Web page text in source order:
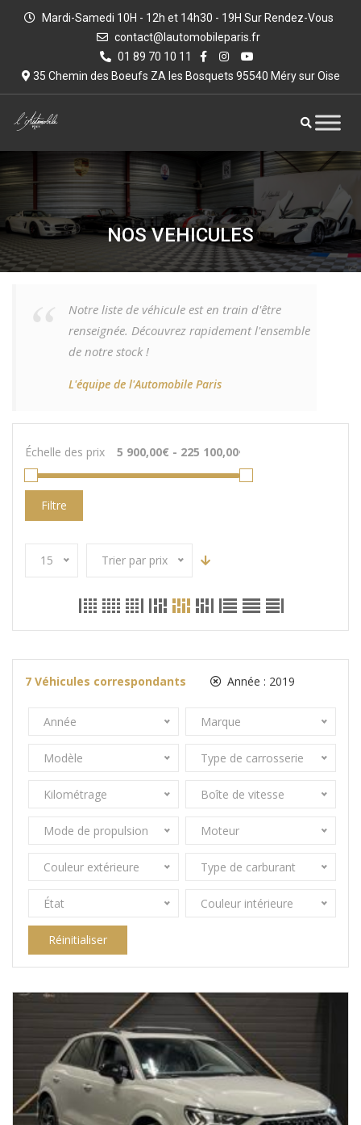
Mardi-Samedi 10H - 12h et 14h30 - 19H Sur Rendez-Vous
contact@lautomobileparis.fr
01 89 70 10 11
35 Chemin des Boeufs ZA les Bosquets 95540 Méry sur Oise
NOS VEHICULES
Notre liste de véhicule est en train d'être
renseignée. Découvrez rapidement l'ensemble
de notre stock !
L'équipe de l'Automobile Paris
Échelle des prix
Filtre
15 Trier par prix
7 Véhicules correspondants Année : 2019
Année Marque
Modèle Type de carrosserie
Kilométrage Boîte de vitesse
Mode de propulsion Moteur
Couleur extérieure Type de carburant
État Couleur intérieure
Réinitialiser